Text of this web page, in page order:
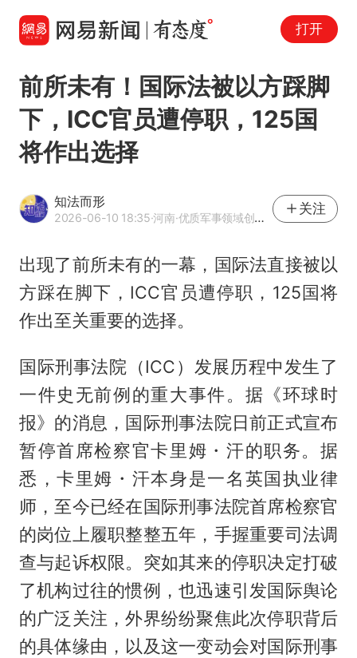
打开
前所未有！国际法被以方踩脚
下，ICC官员遭停职，125国
将作出选择
知法而形
2026-06-10 18:35·河南·优质军事领域创作者
关注
出现了前所未有的一幕，国际法直接被以
方踩在脚下，ICC官员遭停职，125国将
作出至关重要的选择。
国际刑事法院（ICC）发展历程中发生了
一件史无前例的重大事件。据《环球时
报》的消息，国际刑事法院日前正式宣布
暂停首席检察官卡里姆・汗的职务。据
悉，卡里姆・汗本身是一名英国执业律
师，至今已经在国际刑事法院首席检察官
的岗位上履职整整五年，手握重要司法调
查与起诉权限。突如其来的停职决定打破
了机构过往的惯例，也迅速引发国际舆论
的广泛关注，外界纷纷聚焦此次停职背后
的具体缘由，以及这一变动会对国际刑事